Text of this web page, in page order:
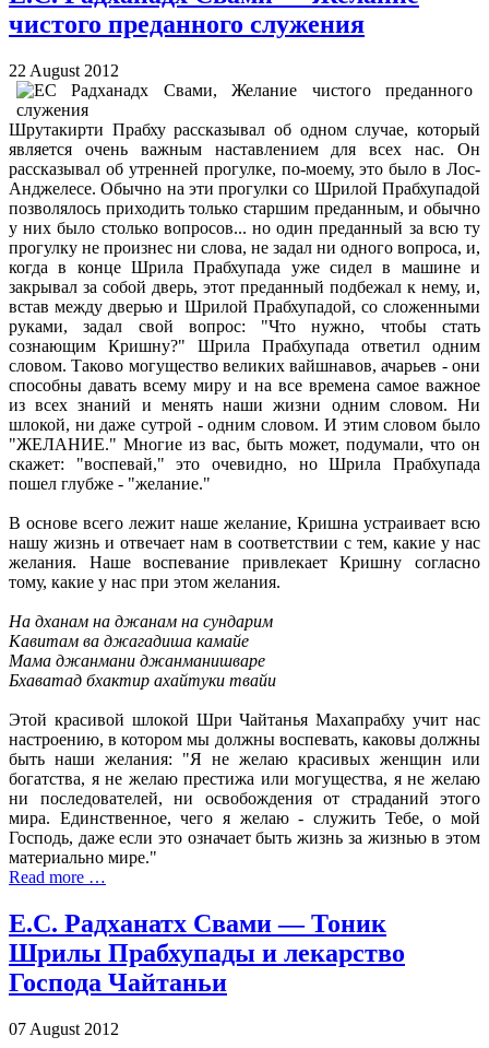
чистого преданного служения
22 August 2012
Шрутакирти Прабху рассказывал об одном случае, который
является очень важным наставлением для всех нас. Он
рассказывал об утренней прогулке, по-моему, это было в Лос-
Анджелесе. Обычно на эти прогулки со Шрилой Прабхупадой
позволялось приходить только старшим преданным, и обычно
у них было столько вопросов... но один преданный за всю ту
прогулку не произнес ни слова, не задал ни одного вопроса, и,
когда в конце Шрила Прабхупада уже сидел в машине и
закрывал за собой дверь, этот преданный подбежал к нему, и,
встав между дверью и Шрилой Прабхупадой, со сложенными
руками, задал свой вопрос: "Что нужно, чтобы стать
сознающим Кришну?" Шрила Прабхупада ответил одним
словом. Таково могущество великих вайшнавов, ачарьев - они
способны давать всему миру и на все времена самое важное
из всех знаний и менять наши жизни одним словом. Ни
шлокой, ни даже сутрой - одним словом. И этим словом было
"ЖЕЛАНИЕ." Многие из вас, быть может, подумали, что он
скажет: "воспевай," это очевидно, но Шрила Прабхупада
пошел глубже - "желание."
В основе всего лежит наше желание, Кришна устраивает всю
нашу жизнь и отвечает нам в соответствии с тем, какие у нас
желания. Наше воспевание привлекает Кришну согласно
тому, какие у нас при этом желания.
На дханам на джанам на сундарим
Кавитам ва джагадиша камайе
Мама джанмани джанманишваре
Бхаватад бхактир ахайтуки твайи
Этой красивой шлокой Шри Чайтанья Махапрабху учит нас
настроению, в котором мы должны воспевать, каковы должны
быть наши желания: "Я не желаю красивых женщин или
богатства, я не желаю престижа или могущества, я не желаю
ни последователей, ни освобождения от страданий этого
мира. Единственное, чего я желаю - служить Тебе, о мой
Господь, даже если это означает быть жизнь за жизнью в этом
материально мире."
Read more …
Е.С. Радханатх Свами — Тоник
Шрилы Прабхупады и лекарство
Господа Чайтаньи
07 August 2012